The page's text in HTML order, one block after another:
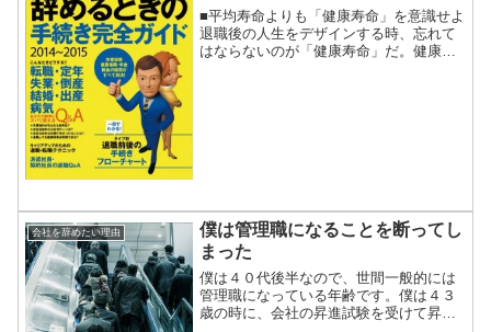
■平均寿命よりも「健康寿命」を意識せよ
退職後の人生をデザインする時、忘れて
はならないのが「健康寿命」だ。健康上
会社を辞めたい理由
僕は管理職になることを断ってし
まった
僕は４０代後半なので、世間一般的には
管理職になっている年齢です。僕は４３
歳の時に、会社の昇進試験を受けて昇進